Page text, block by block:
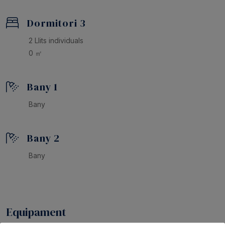
Dormitori 3
2 Llits individuals
0 ㎡
Bany 1
Bany
Bany 2
Bany
Equipament